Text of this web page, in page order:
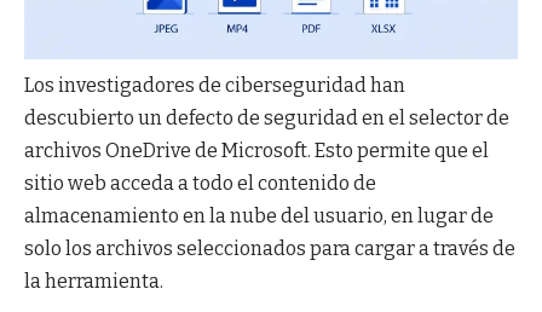
Los investigadores de ciberseguridad han
descubierto un defecto de seguridad en el selector de
archivos OneDrive de Microsoft. Esto permite que el
sitio web acceda a todo el contenido de
almacenamiento en la nube del usuario, en lugar de
solo los archivos seleccionados para cargar a través de
la herramienta.